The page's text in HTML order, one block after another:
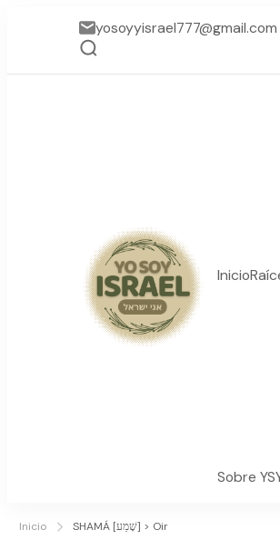
yosoyyisrael777@gmail.com
Inicio
Sobre
Inicio SHAMÁ [שָׁמַע] > Oir